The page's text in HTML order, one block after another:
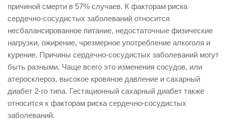
причиной смерти в 57% случаев. К факторам риска
сердечно-сосудистых заболеваний относится
несбалансированное питание, недостаточные физические
нагрузки, ожирение, чрезмерное употребление алкоголя и
курение. Причины сердечно-сосудистых заболеваний могут
быть разными. Чаще всего это изменения сосудов, или
атеросклероз, высокое кровяное давление и сахарный
диабет 2-го типа. Гестационный сахарный диабет также
относится к факторам риска сердечно-сосудистых
заболеваний.